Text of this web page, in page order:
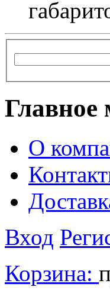
Главное
О
Вход
Корзина: